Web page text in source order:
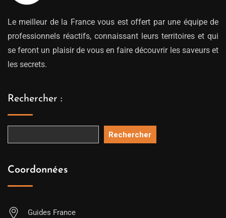
Le meilleur de la France vous est offert par une équipe de
professionnels réactifs, connaissant leurs territoires et qui
se feront un plaisir de vous en faire découvrir les saveurs et
les secrets.
Rechercher :
Rechercher
Coordonnées
Guides France